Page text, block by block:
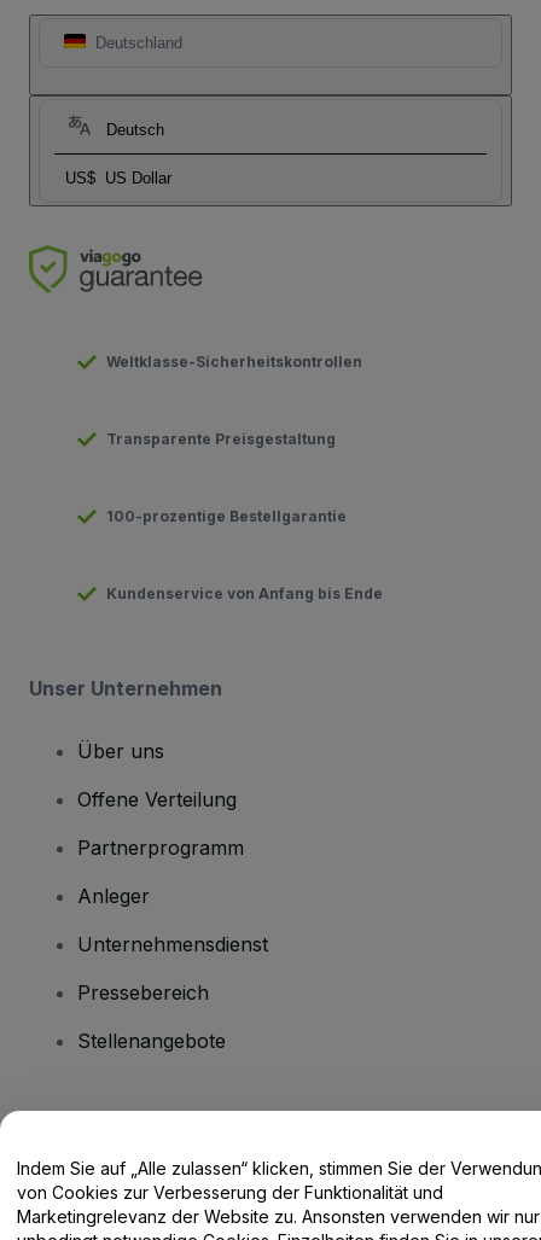
Deutschland
Deutsch
US$ US Dollar
Weltklasse-Sicherheitskontrollen
Transparente Preisgestaltung
100-prozentige Bestellgarantie
Kundenservice von Anfang bis Ende
Unser Unternehmen
Über uns
Offene Verteilung
Partnerprogramm
Anleger
Unternehmensdienst
Pressebereich
Stellenangebote
Hilfe-Center / Kontakt
Indem Sie auf „Alle zulassen“ klicken, stimmen Sie der
von Cookies zur Verbesserung der Funktionalität und
Marketingrelevanz der Website zu. Ansonsten verwenden wir nur